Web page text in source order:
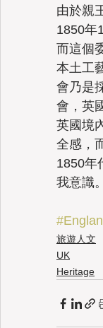
由於親
1850年
而這個
本土工
會乃是
會，英
英國境
全感，
1850年
我意識
旅遊人文
UK
Heritage